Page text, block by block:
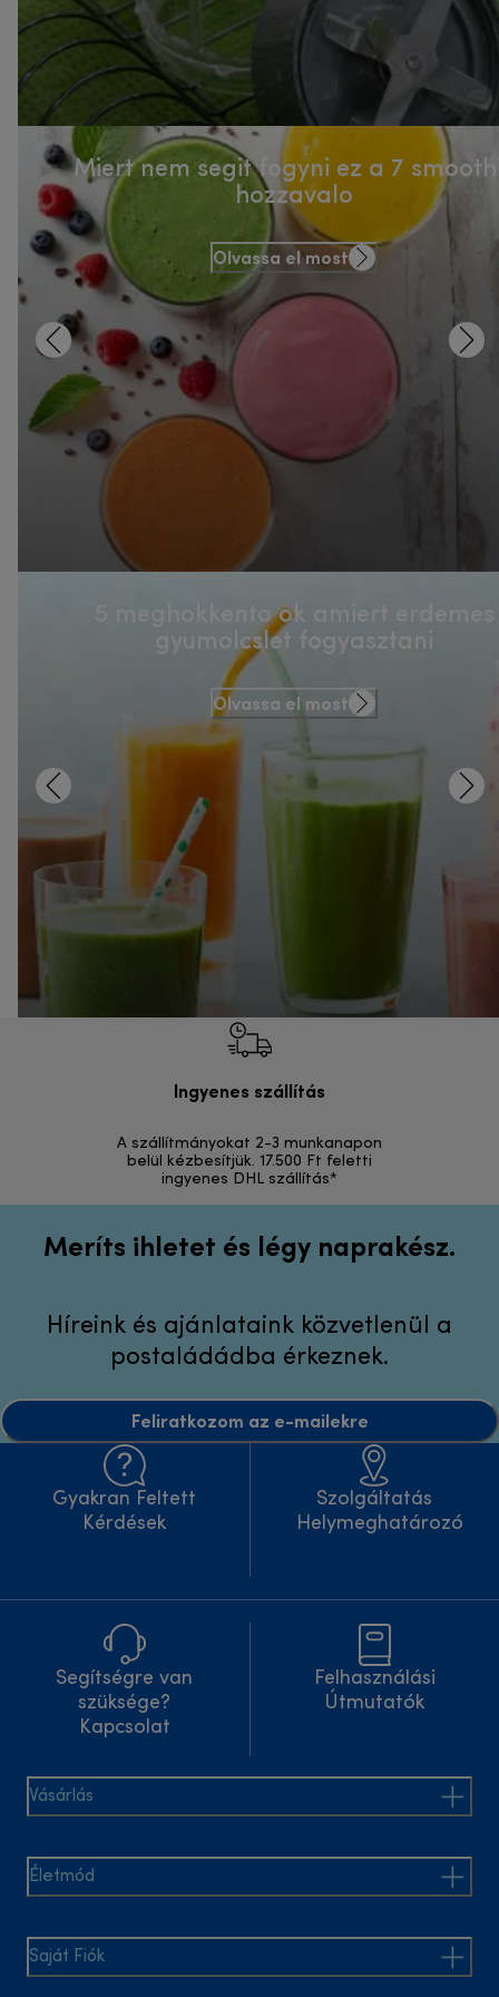
Miert nem segit fogyni ez a 7
hozzavalo
Olvassa el most
5 meghokkento ok amiert erdemes
gyumolcslet fogyasztani
Olvassa el most
Ingyenes szállítás
A szállítmányokat 2-3 munkanapon
belül kézbesítjük. 17.500 Ft feletti
ingyenes DHL szállítás*
Meríts ihletet és légy naprakész.
Híreink és ajánlataink közvetlenül a
postaládádba érkeznek.
Feliratkozom az e-mailekre
Gyakran Feltett
Kérdések
Szolgáltatás
Helymeghatározó
Segítségre van
szüksége?
Kapcsolat
Felhasználási
Útmutatók
Vásárlás
Életmód
Saját Fiók